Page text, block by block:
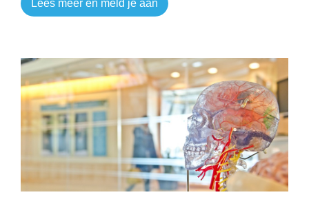
Lees meer en meld je aan